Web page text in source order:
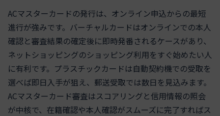
ACマスターカードの発行は、オンライン申込からの最短
進行が強みです。バーチャルカードはオンラインでの本人
確認と審査結果の確定後に即時発番されるケースがあり、
ネットショッピングのショッピング利用をすぐ始めたい人
に有利です。プラスチックカードは自動契約機での受取を
選べば即日入手が狙え、郵送受取では数日を見込みます。
ACマスターカード審査はスコアリングと信用情報の照会
が中核で、在籍確認や本人確認がスムーズに完了すればス